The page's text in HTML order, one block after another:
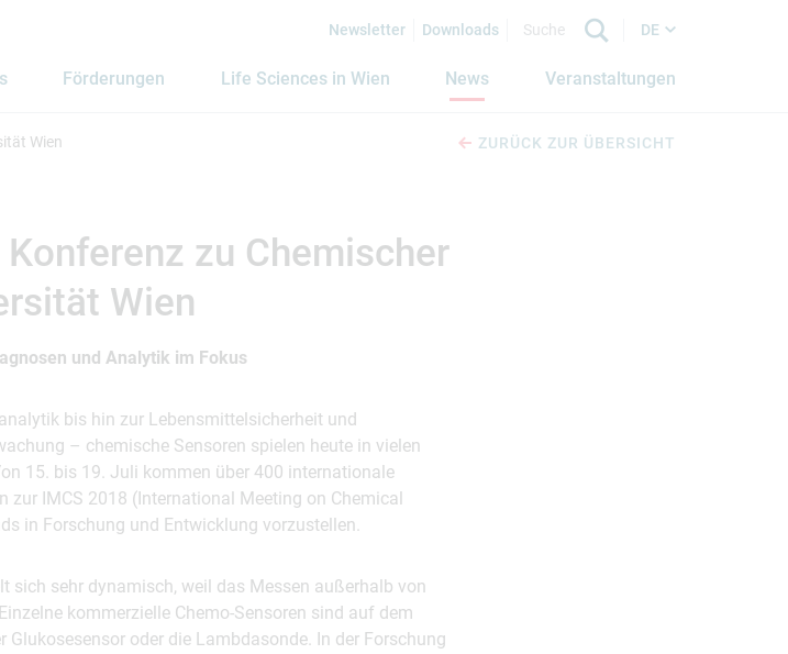
Newsletter Downloads DE
Förderungen Life Sciences in Wien News Veranstaltungen
Wien ZURÜCK ZUR ÜBERSICHT
zu Chemischer
Wien
und Analytik im Fokus
bis hin zur Lebensmittelsicherheit und
– chemische Sensoren spielen heute in vielen
15. bis 19. Juli kommen über 400 internationale
zur IMCS 2018 (International Meeting on Chemical
in Forschung und Entwicklung vorzustellen.
sich sehr dynamisch, weil das Messen außerhalb von
kommerzielle Chemo-Sensoren sind auf dem
oder die Lambdasonde. In der Forschung